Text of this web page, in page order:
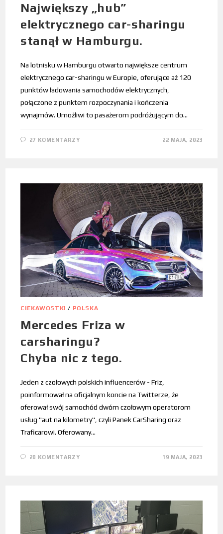
Największy „hub”
elektrycznego car-sharingu
stanął w Hamburgu.
Na lotnisku w Hamburgu otwarto największe centrum
elektrycznego car-sharingu w Europie, oferujące aż 120
punktów ładowania samochodów elektrycznych,
połączone z punktem rozpoczynania i kończenia
wynajmów. Umożliwi to pasażerom podróżującym do…
27 KOMENTARZY 22 MAJA, 2023
CIEKAWOSTKI / POLSKA
Mercedes Friza w
carsharingu?
Chyba nic z tego.
Jeden z czołowych polskich influencerów - Friz,
poinformował na oficjalnym koncie na Twitterze, że
oferował swój samochód dwóm czołowym operatorom
usług "aut na kilometry", czyli Panek CarSharing oraz
Traficarowi. Oferowany…
20 KOMENTARZY 19 MAJA, 2023